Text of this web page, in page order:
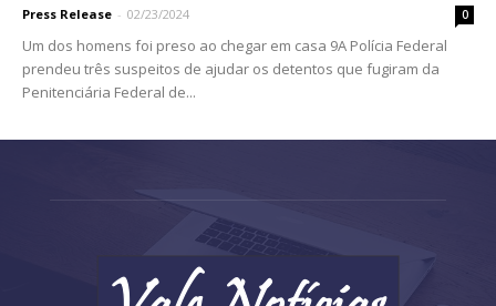
Press Release - 02/23/2024 0
Um dos homens foi preso ao chegar em casa 9A Polícia Federal
prendeu três suspeitos de ajudar os detentos que fugiram da
Penitenciária Federal de...